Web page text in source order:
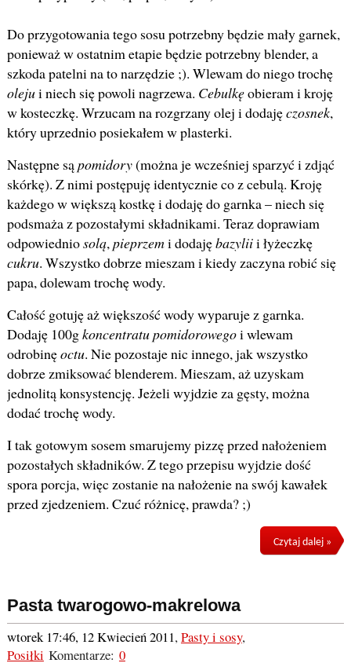
Do przygotowania tego sosu potrzebny będzie mały garnek,
ponieważ w ostatnim etapie będzie potrzebny blender, a
szkoda patelni na to narzędzie ;). Wlewam do niego trochę
olejui niech się powoli nagrzewa. Cebulkęobieram i kroję
w kosteczkę. Wrzucam na rozgrzany olej i dodajęczosnek,
który uprzednio posiekałem w plasterki.
Następne sąpomidory(można je wcześniej sparzyć i zdjąć
skórkę). Z nimi postępuję identycznie co z cebulą. Kroję
każdego w większą kostkę i dodaję do garnka – niech się
podsmaża z pozostałymi składnikami. Teraz doprawiam
odpowiedniosolą,pieprzemi dodajębazyliii łyżeczkę
cukru. Wszystko dobrze mieszam i kiedy zaczyna robić się
papa, dolewam trochę wody.
Całość gotuję aż większość wody wyparuje z garnka.
Dodaję 100gkoncentratu pomidorowegoi wlewam
odrobinęoctu. Nie pozostaje nic innego, jak wszystko
dobrze zmiksować blenderem. Mieszam, aż uzyskam
jednolitą konsystencję. Jeżeli wyjdzie za gęsty, można
dodać trochę wody.
I tak gotowym sosem smarujemy pizzę przed nałożeniem
pozostałych składników. Z tego przepisu wyjdzie dość
spora porcja, więc zostanie na nałożenie na swój kawałek
przed zjedzeniem. Czuć różnicę, prawda? ;)
Czytaj dalej »
Pasta twarogowo-makrelowa
wtorek 17:46, 12 Kwiecień 2011,Pasty i sosy,
Posiłki Komentarze: 0